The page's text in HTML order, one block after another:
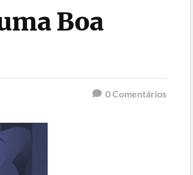
Boa
0Comentários